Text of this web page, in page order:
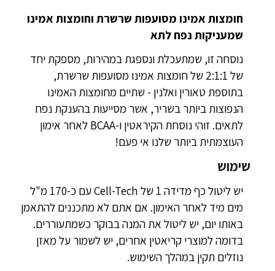
חומצות אמינו מסועפות שרשרת וחומצות אמינו
שמעניקות נפח לתא
נוסחה זו, שמתעכלת ונספגת במהירות, מספקת יחד
של 2:1:1 של חומצות אמינו מסועפות שרשרת,
בתוספת טאורין ואלנין - שתיים מחומצות האמינו
הנפוצות ביותר בשריר, אשר מסייעות בהענקת נפח
לתאים. זוהי נוסחת הקיראטין ו-BCAA לאחר אימון
העוצמתית ביותר שלנו אי פעם!
שימוש
יש ליטול כף מדידה 1 של Cell-Tech עם כ-170 מ"ל
מים מיד לאחר האימון. אם אתם לא מתכננים להתאמן
באותו יום, יש ליטול את המנה בבוקר כשמתעוררים.
בדומה למוצרי קריאטין אחרים, יש לשמור על מאזן
נוזלים תקין במהלך השימוש.